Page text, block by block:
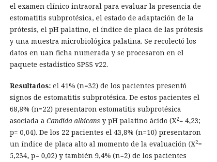
el examen clínico intraoral para evaluar la presencia de
estomatitis subprotésica, el estado de adaptación de la
prótesis, el pH palatino, el índice de placa de las prótesis
y una muestra microbiológica palatina. Se recolectó los
datos en uan ficha numerada y se procesaron en el
paquete estadístico SPSS v22.
Resultados: el 41% (n=32) de los pacientes presentó
signos de estomatitis subprotésica. De estos pacientes el
68,8% (n=22) presentaron estomatitis subprotésica
asociada a Candida albicans y pH palatino ácido (X2= 4,23;
p= 0,04). De los 22 pacientes el 43,8% (n=10) presentaron
un índice de placa alto al momento de la evaluación (X2=
5,234, p= 0,02) y también 9,4% (n=2) de los pacientes